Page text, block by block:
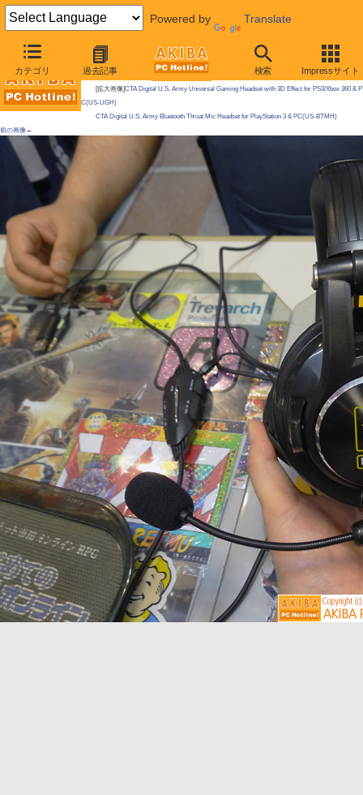
Powered by Translate
カテゴリ 過去記事 検索 Impressサイト
AKIBA PC Hotline!
今週見つけた新製品：サウンド関連製品
[拡大画像]CTA Digital U.S. Army Universal Gaming Headset with 3D Effect for PS3/Xbox 360 & P
C(US-UGH)
CTA Digital U.S. Army Bluetooth Throat Mic Headset for PlayStation 3 & PC(US-BTMH)
前の画像←